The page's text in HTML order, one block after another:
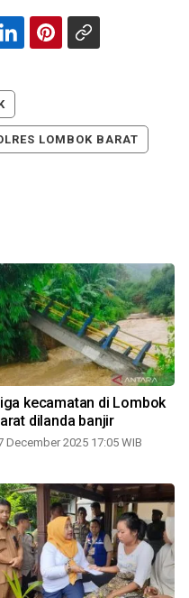
LOMBOK BARAT
kecamatan di Lombok
dilanda banjir
December 2025 17:05 WIB